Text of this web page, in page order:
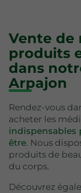
Vente de
produits
dans
Arpajon
Rendez-vous
acheter les
indispensables
être. Nous
produits de
du corps.
Découvrez